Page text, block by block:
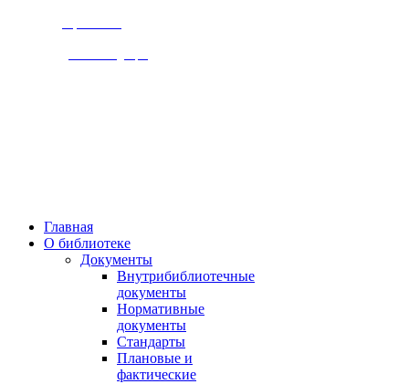
Главная
О библиотеке
Документы
Внутрибиблиотечные
документы
Нормативные
документы
Стандарты
Плановые и
фактические